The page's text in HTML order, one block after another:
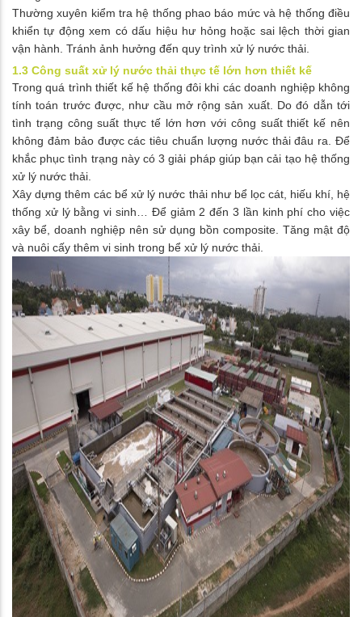
Thường xuyên kiểm tra hệ thống phao báo mức và hệ thống điều
khiển tự động xem có dấu hiệu hư hỏng hoặc sai lệch thời gian
vận hành. Tránh ảnh hưởng đến quy trình xử lý nước thải.
1.3 Công suất xử lý nước thải thực tế lớn hơn thiết kế
Trong quá trình thiết kế hệ thống đôi khi các doanh nghiệp không
tính toán trước được, như cầu mở rộng sản xuất. Do đó dẫn tới
tình trạng công suất thực tế lớn hơn với công suất thiết kế nên
không đảm bảo được các tiêu chuẩn lượng nước thải đâu ra. Để
khắc phục tình trạng này có 3 giải pháp giúp bạn cải tạo hệ thống
xử lý nước thải.
Xây dựng thêm các bể xử lý nước thải như bể lọc cát, hiếu khí, hệ
thống xử lý bằng vi sinh… Để giảm 2 đến 3 lần kinh phí cho việc
xây bể, doanh nghiệp nên sử dụng bồn composite. Tăng mật độ
và nuôi cấy thêm vi sinh trong bể xử lý nước thải.